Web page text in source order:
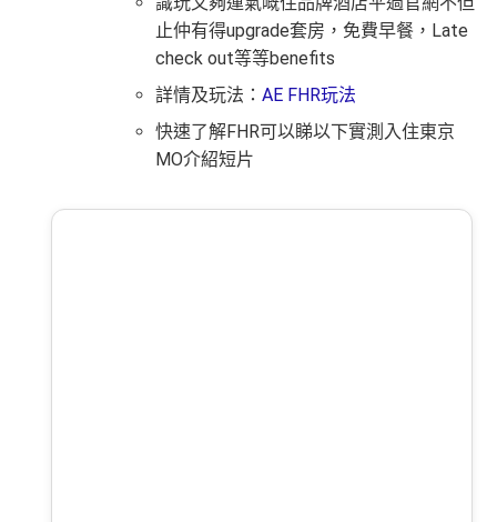
止仲有得upgrade套房，免費早餐，Late
check out等等benefits
詳情及玩法： AE FHR玩法
快速了解FHR可以睇以下實測入住東京
MO介紹短片